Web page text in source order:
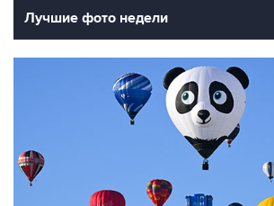
Лучшие фото недели